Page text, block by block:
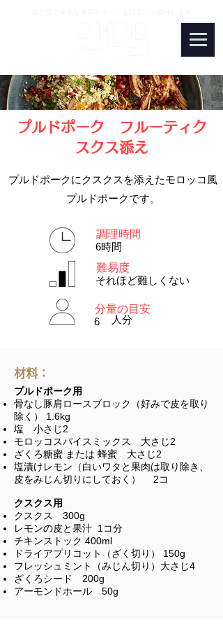
プルドポーク フルーティク
スクス添え
プルドポークにクスクスを添えたモロッコ風
プルドポークです。
調理時間
6時間
難易度
それほど難しくない
分量の目安
6
​人分
材料：
プルドポーク用
骨なし豚肩ロースブロック（好みで皮を取り
除く） 1.6kg
塩 小さじ2
モロッコスパイスミックス 大さじ2
ざくろ糖蜜 または 蜂蜜 大さじ2
塩漬けレモン（白いワタと果肉は取り除き、
皮をみじん切りにしておく） 2コ
クスクス用
クスクス 300g
レモンの皮と果汁 1コ分
チキンストック 400ml
ドライアプリコット（ざく切り） 150g
フレッシュミント（みじん切り）大さじ4
ざくろシード 200g
アーモンドホール 50g